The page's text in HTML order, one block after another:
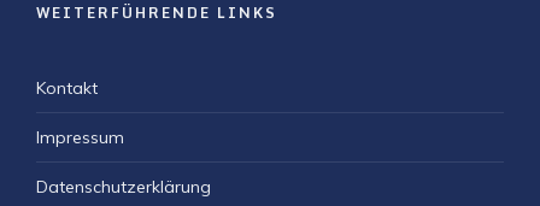
WEITERFÜHRENDE LINKS
Kontakt
Impressum
Datenschutzerklärung